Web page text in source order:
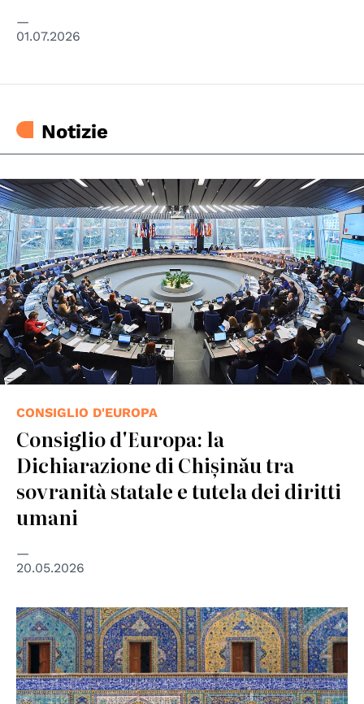
01.07.2026
Notizie
CONSIGLIO D'EUROPA
Consiglio d'Europa: la
Dichiarazione di Chișinău tra
sovranità statale e tutela dei diritti
umani
20.05.2026
© UN Photo/john Isaac